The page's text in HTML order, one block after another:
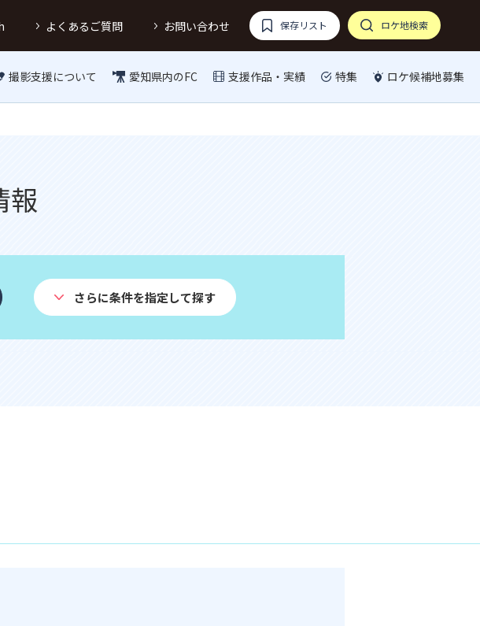
よくあるご質問 お問い合わせ 保存リスト ロケ地検索
撮影支援について 愛知県内のFC 支援作品・実績 特集 ロケ候補地募集
報
さらに条件を指定して探す